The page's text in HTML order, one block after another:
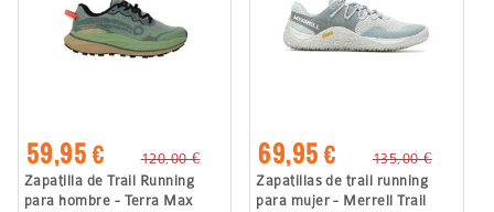
59,95 €
120,00 €
Zapatilla de Trail Running
para hombre - Terra Max
69,95 €
135,00 €
Zapatillas de trail running
para mujer - Merrell Trail